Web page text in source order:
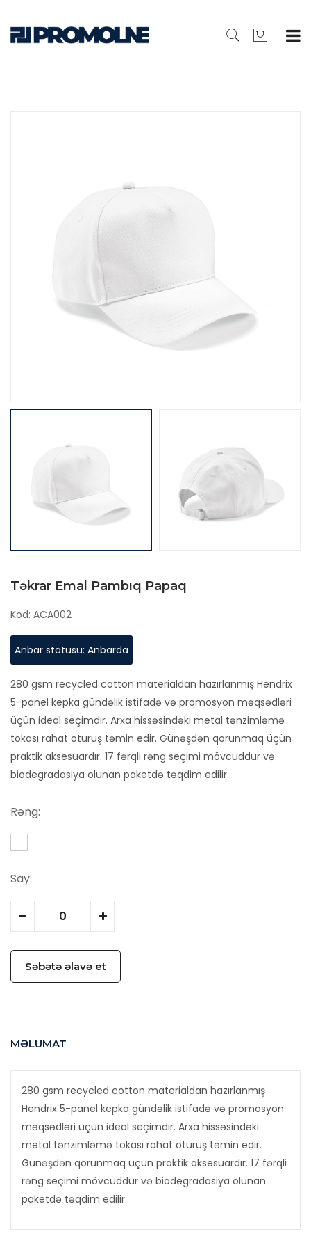
Təkrar Emal Pambıq Papaq
Kod: ACA002
Anbar statusu: Anbarda
280 gsm recycled cotton materialdan hazırlanmış Hendrix
5-panel kepka gündəlik istifadə və promosyon məqsədləri
üçün ideal seçimdir. Arxa hissəsindəki metal tənzimləmə
tokası rahat oturuş təmin edir. Günəşdən qorunmaq üçün
praktik aksesuardır. 17 fərqli rəng seçimi mövcuddur və
biodegradasiya olunan paketdə təqdim edilir.
Rəng:
Say:
Səbətə əlavə et
MƏLUMAT
280 gsm recycled cotton materialdan hazırlanmış
Hendrix 5-panel kepka gündəlik istifadə və promosyon
məqsədləri üçün ideal seçimdir. Arxa hissəsindəki
metal tənzimləmə tokası rahat oturuş təmin edir.
Günəşdən qorunmaq üçün praktik aksesuardır. 17 fərqli
rəng seçimi mövcuddur və biodegradasiya olunan
paketdə təqdim edilir.